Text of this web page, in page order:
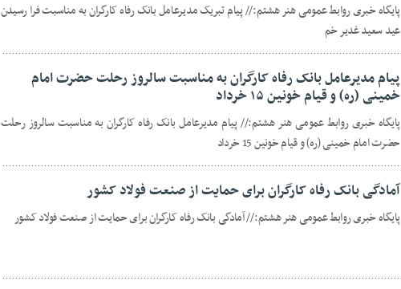
پایگاه خبری روابط عمومی هنر هشتم:// پیام تبریک مدیرعامل بانک رفاه کارگران به مناسبت فرا رسیدن
عید سعید غدیر خم
پیام مدیرعامل بانک رفاه کارگران به مناسبت سالروز رحلت حضرت امام
خمینی (ره) و قیام خونین ۱۵ خرداد
پایگاه خبری روابط عمومی هنر هشتم:// پیام مدیرعامل بانک رفاه کارگران به مناسبت سالروز رحلت
حضرت امام خمینی (ره) و قیام خونین 15 خرداد
آمادگی بانک رفاه کارگران برای حمایت از صنعت فولاد کشور
پایگاه خبری روابط عمومی هنر هشتم:// آمادگی بانک رفاه کارگران برای حمایت از صنعت فولاد کشور